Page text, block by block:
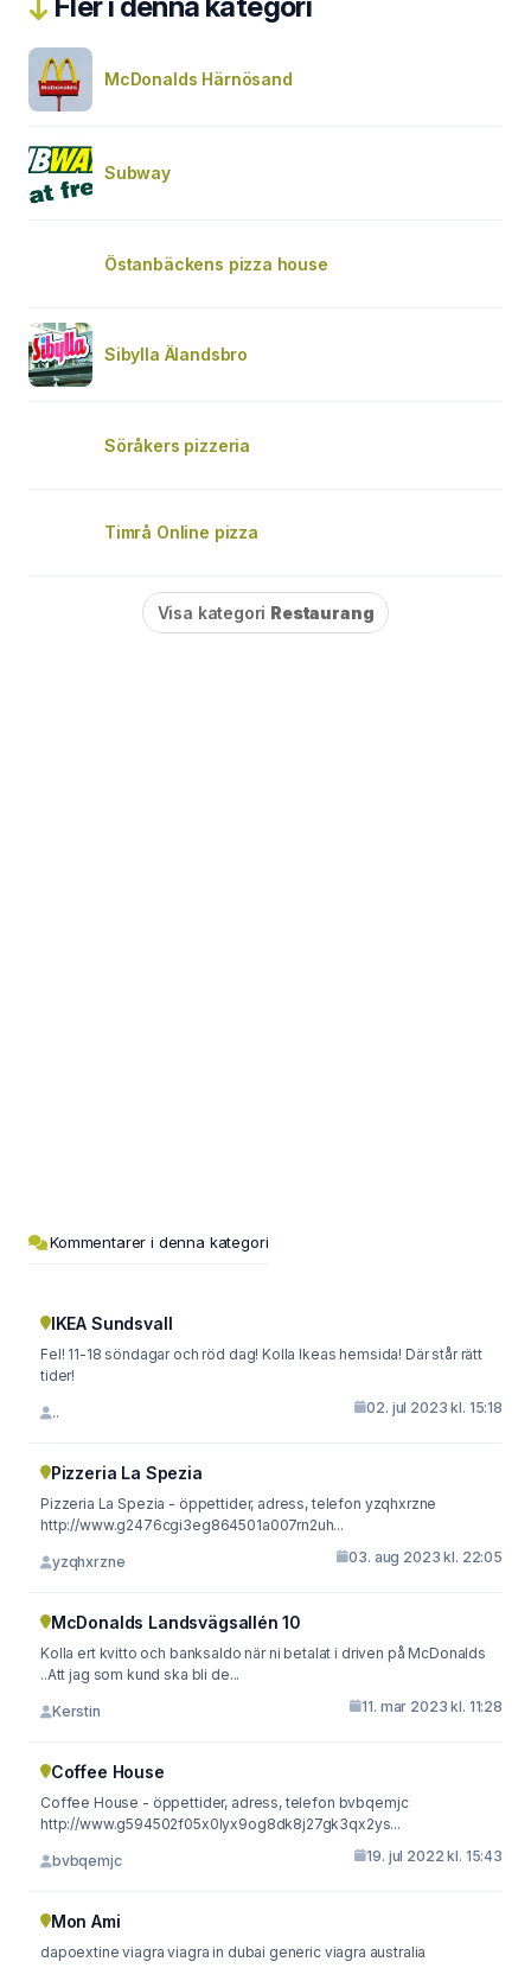
McDonalds Härnösand
Subway
Östanbäckens pizza house
Sibylla Älandsbro
Söråkers pizzeria
Timrå Online pizza
Visa kategori Restaurang
Kommentarer i denna kategori
IKEA Sundsvall
Fel! 11-18 söndagar och röd dag! Kolla Ikeas hemsida! Där står rätt
tider!
.. 02. jul 2023 kl. 15:18
Pizzeria La Spezia
Pizzeria La Spezia - öppettider, adress, telefon yzqhxrzne
http://www.g2476cgi3eg864501a007rn2uh...
yzqhxrzne 03. aug 2023 kl. 22:05
McDonalds Landsvägsallén 10
Kolla ert kvitto och banksaldo när ni betalat i driven på McDonalds
..Att jag som kund ska bli de...
Kerstin 11. mar 2023 kl. 11:28
Coffee House
Coffee House - öppettider, adress, telefon bvbqemjc
http://www.g594502f05x0lyx9og8dk8j27gk3qx2ys...
bvbqemjc 19. jul 2022 kl. 15:43
Mon Ami
dapoextine viagra viagra in dubai generic viagra australia